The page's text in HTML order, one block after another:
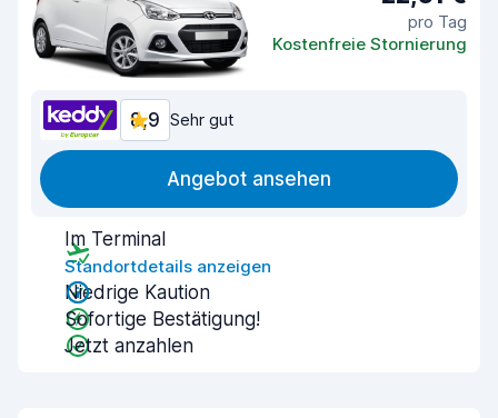
pro Tag
Kostenfreie Stornierung
8,9 Sehr gut
Angebot ansehen
Im Terminal
Standortdetails anzeigen
Niedrige Kaution
Sofortige Bestätigung!
Jetzt anzahlen